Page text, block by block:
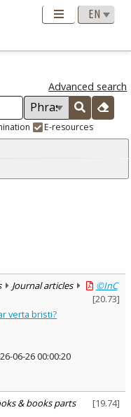
Advanced search
E-resources
Journal articles
©InC
[20.73]
verta bristi?
06-26 00:00:20
& books parts [19.74]